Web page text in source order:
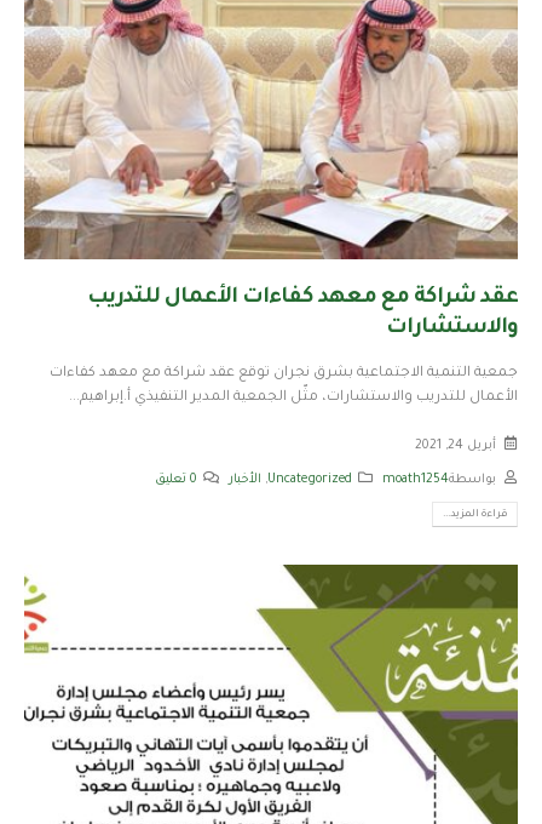
عقد شراكة مع معهد كفاءات الأعمال للتدريب
والاستشارات
جمعية التنمية الاجتماعية بشرق نجران توقع عقد شراكة مع معهد كفاءات
الأعمال للتدريب والاستشارات، مثّل الجمعية المدير التنفيذي أ.إبراهيم...
أبريل 24, 2021
بواسطةmoath1254
Uncategorized
, الأخبار 0 تعليق
قراءة المزيد...